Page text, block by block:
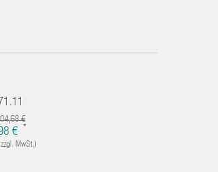
€
€ *
MwSt.)